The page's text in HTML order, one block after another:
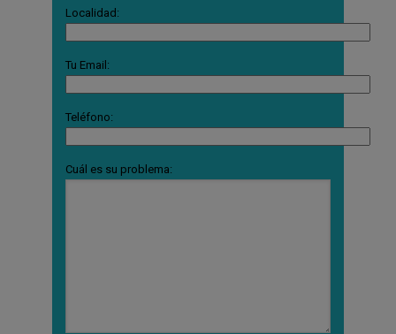
Localidad:
Tu Email:
Teléfono:
Cuál es su problema: